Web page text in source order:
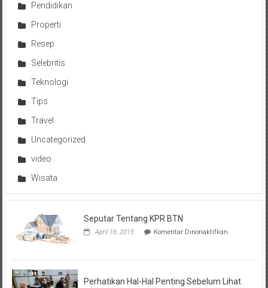
Pendidikan
Properti
Resep
Selebritis
Teknologi
Tips
Travel
Uncategorized
video
Wisata
Seputar Tentang KPR BTN
April 16, 2015 Komentar Dinonaktifkanpada
Perhatikan Hal-Hal Penting Sebelum Lihat